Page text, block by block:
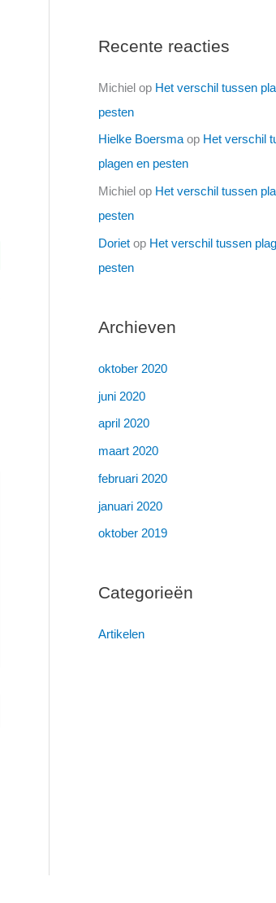
Recente reacties
Michiel op Het verschil tussen
pesten
Hielke Boersma op Het verschil
plagen en pesten
Michiel op Het verschil tussen
pesten
Doriet op Het verschil tussen
pesten
Archieven
oktober 2020
juni 2020
april 2020
maart 2020
februari 2020
januari 2020
oktober 2019
Categorieën
Artikelen